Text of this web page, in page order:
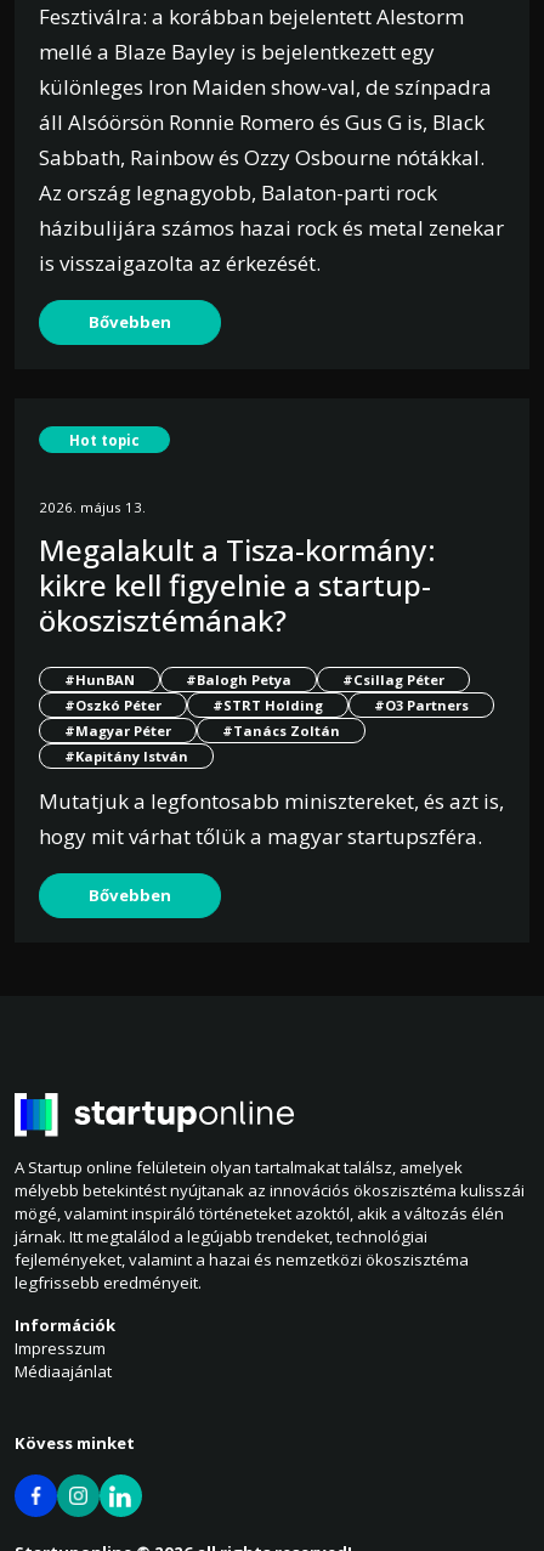
Fesztiválra: a korábban bejelentett Alestorm
mellé a Blaze Bayley is bejelentkezett egy
különleges Iron Maiden show-val, de színpadra
áll Alsóörsön Ronnie Romero és Gus G is, Black
Sabbath, Rainbow és Ozzy Osbourne nótákkal.
Az ország legnagyobb, Balaton-parti rock
házibulijára számos hazai rock és metal zenekar
is visszaigazolta az érkezését.
Bővebben
Hot topic
2026. május 13.
Megalakult a Tisza-kormány:
kikre kell figyelnie a startup-
ökoszisztémának?
#HunBAN #Balogh Petya
#Csillag Péter
#Oszkó Péter
#STRT Holding
#O3 Partners
#Magyar Péter
#Tanács Zoltán
#Kapitány István
Mutatjuk a legfontosabb minisztereket, és azt is,
hogy mit várhat tőlük a magyar startupszféra.
Bővebben
A Startup online felületein olyan tartalmakat találsz, amelyek
mélyebb betekintést nyújtanak az innovációs ökoszisztéma kulisszái
mögé, valamint inspiráló történeteket azoktól, akik a változás élén
járnak. Itt megtalálod a legújabb trendeket, technológiai
fejleményeket, valamint a hazai és nemzetközi ökoszisztéma
legfrissebb eredményeit.
Információk
Impresszum
Médiaajánlat
Kövess minket